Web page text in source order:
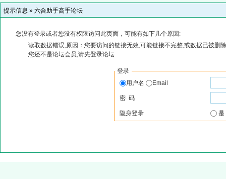
提示信息 » 六合助手高手论坛
您没有登录或者您没有权限访问此页面，可能有如下几个原因:
读取数据错误,原因：您要访问的链接无效,可能链接不完整,或数据已被删
您还不是论坛会员,请先登录论坛
登录
用户名
Email
密 码
隐身登录